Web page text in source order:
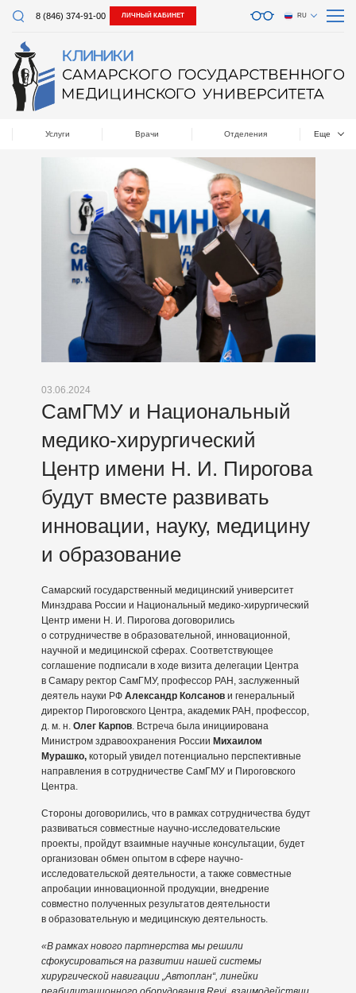
8 (846) 374-91-00 ЛИЧНЫЙ КАБИНЕТ RU
Услуги Врачи Отделения Еще
03.06.2024
СамГМУ и Национальный
медико-хирургический
Центр имени Н. И. Пирогова
будут вместе развивать
инновации, науку, медицину
и образование
Самарский государственный медицинский университет
Минздрава России и Национальный медико-хирургический
Центр имени Н. И. Пирогова договорились
о сотрудничестве в образовательной, инновационной,
научной и медицинской сферах. Соответствующее
соглашение подписали в ходе визита делегации Центра
в Самару ректор СамГМУ, профессор РАН, заслуженный
деятель науки РФ Александр Колсанов и генеральный
директор Пироговского Центра, академик РАН, профессор,
д. м. н. Олег Карпов. Встреча была инициирована
Министром здравоохранения России Михаилом
Мурашко, который увидел потенциально перспективные
направления в сотрудничестве СамГМУ и Пироговского
Центра.
Стороны договорились, что в рамках сотрудничества будут
развиваться совместные научно-исследовательские
проекты, пройдут взаимные научные консультации, будет
организован обмен опытом в сфере научно-
исследовательской деятельности, а также совместные
апробации инновационной продукции, внедрение
совместно полученных результатов деятельности
в образовательную и медицинскую деятельность.
«В рамках нового партнерства мы решили
сфокусироваться на развитии нашей системы
хирургической навигации „Автоплан“, линейки